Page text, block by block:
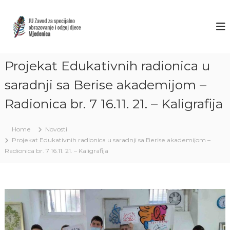
D
M
J
E
N
I
S
A
R
A
d
z
a
s
j
a
o
b
a
z
Projekat Edukativnih radionica u
saradnji sa Berise akademijom –
Radionica br. 7 16.11. 21. – Kaligrafija
Home
Novosti
Projekat Edukativnih radionica u saradnji sa Berise akademijom –
Radionica br. 7 16.11. 21. – Kaligrafija